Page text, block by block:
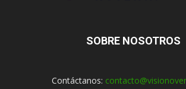
SOBRE NOSOTROS
Contáctanos: